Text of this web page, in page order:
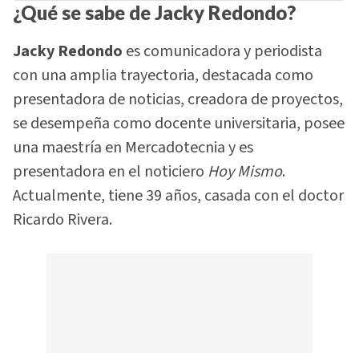
¿Qué se sabe de Jacky Redondo?
Jacky Redondo es comunicadora y periodista
con una amplia trayectoria, destacada como
presentadora de noticias, creadora de proyectos,
se desempeña como docente universitaria, posee
una maestría en Mercadotecnia y es
presentadora en el noticiero Hoy Mismo.
Actualmente, tiene 39 años, casada con el doctor
Ricardo Rivera.